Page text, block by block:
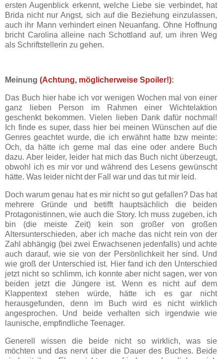
ersten Augenblick erkennt, welche Liebe sie verbindet, hat
Brida nicht nur Angst, sich auf die Beziehung einzulassen,
auch ihr Mann verhindert einen Neuanfang. Ohne Hoffnung
bricht Carolina alleine nach Schottland auf, um ihren Weg
als Schriftstellerin zu gehen.
Meinung (Achtung, möglicherweise Spoiler!):
Das Buch hier habe ich vor wenigen Wochen mal von einer
ganz lieben Person im Rahmen einer Wichtelaktion
geschenkt bekommen. Vielen lieben Dank dafür nochmal!
Ich finde es super, dass hier bei meinen Wünschen auf die
Genres geachtet wurde, die ich erwähnt hatte bzw meinte:
Och, da hätte ich gerne mal das eine oder andere Buch
dazu. Aber leider, leider hat mich das Buch nicht überzeugt,
obwohl ich es mir vor und während des Lesens gewünscht
hätte. Was leider nicht der Fall war und das tut mir leid.
Doch warum genau hat es mir nicht so gut gefallen? Das hat
mehrere Gründe und betifft hauptsächlich die beiden
Protagonistinnen, wie auch die Story. Ich muss zugeben, ich
bin (die meiste Zeit) kein son großer von großen
Altersunterschieden, aber ich mache das nicht rein von der
Zahl abhängig (bei zwei Erwachsenen jedenfalls) und achte
auch darauf, wie sie von der Persönlichkeit her sind. Und
wie groß der Unterschied ist. Hier fand ich den Unterschied
jetzt nicht so schlimm, ich konnte aber nicht sagen, wer von
beiden jetzt die Jüngere ist. Wenn es nicht auf dem
Klappentext stehen würde, hätte ich es gar nicht
herausgefunden, denn im Buch wird es nicht wirklich
angesprochen. Und beide verhalten sich irgendwie wie
launische, empfindliche Teenager.
Generell wissen die beide nicht so wirklich, was sie
möchten und das nervt über die Dauer des Buches. Beide